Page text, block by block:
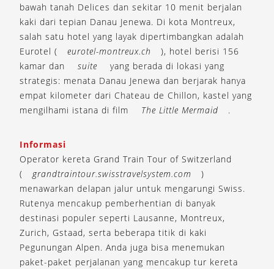
bawah tanah Delices dan sekitar 10 menit berjalan
kaki dari tepian Danau Jenewa. Di kota Montreux,
salah satu hotel yang layak dipertimbangkan adalah
Eurotel (
eurotel-montreux.ch
), hotel berisi 156
kamar dan
suite
yang berada di lokasi yang
strategis: menata Danau Jenewa dan berjarak hanya
empat kilometer dari Chateau de Chillon, kastel yang
mengilhami istana di film
The Little Mermaid .
Informasi
Operator kereta Grand Train Tour of Switzerland
(
grandtraintour.swisstravelsystem.com
)
menawarkan delapan jalur untuk mengarungi Swiss.
Rutenya mencakup pemberhentian di banyak
destinasi populer seperti Lausanne, Montreux,
Zurich, Gstaad, serta beberapa titik di kaki
Pegunungan Alpen. Anda juga bisa menemukan
paket-paket perjalanan yang mencakup tur kereta